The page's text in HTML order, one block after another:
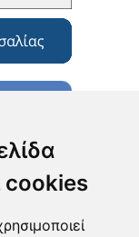
cookies